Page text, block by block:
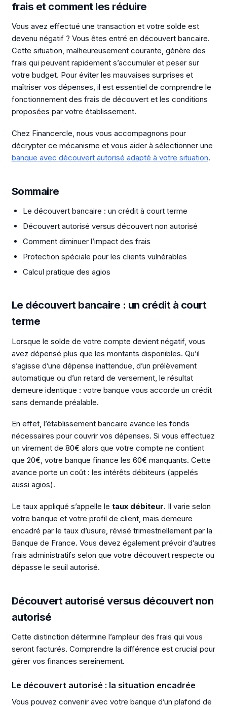
frais et comment les réduire
Vous avez effectué une transaction et votre solde est
devenu négatif ? Vous êtes entré en découvert bancaire.
Cette situation, malheureusement courante, génère des
frais qui peuvent rapidement s’accumuler et peser sur
votre budget. Pour éviter les mauvaises surprises et
maîtriser vos dépenses, il est essentiel de comprendre le
fonctionnement des frais de découvert et les conditions
proposées par votre établissement.
Chez Financercle, nous vous accompagnons pour
décrypter ce mécanisme et vous aider à sélectionner une
banque avec découvert autorisé adapté à votre situation.
Sommaire
Le découvert bancaire : un crédit à court terme
Découvert autorisé versus découvert non autorisé
Comment diminuer l’impact des frais
Protection spéciale pour les clients vulnérables
Calcul pratique des agios
Le découvert bancaire : un crédit à court
terme
Lorsque le solde de votre compte devient négatif, vous
avez dépensé plus que les montants disponibles. Qu’il
s’agisse d’une dépense inattendue, d’un prélèvement
automatique ou d’un retard de versement, le résultat
demeure identique : votre banque vous accorde un crédit
sans demande préalable.
En effet, l’établissement bancaire avance les fonds
nécessaires pour couvrir vos dépenses. Si vous effectuez
un virement de 80€ alors que votre compte ne contient
que 20€, votre banque finance les 60€ manquants. Cette
avance porte un coût : les intérêts débiteurs (appelés
aussi agios).
Le taux appliqué s’appelle le taux débiteur. Il varie selon
votre banque et votre profil de client, mais demeure
encadré par le taux d’usure, révisé trimestriellement par la
Banque de France. Vous devez également prévoir d’autres
frais administratifs selon que votre découvert respecte ou
dépasse le seuil autorisé.
Découvert autorisé versus découvert non
autorisé
Cette distinction détermine l’ampleur des frais qui vous
seront facturés. Comprendre la différence est crucial pour
gérer vos finances sereinement.
Le découvert autorisé : la situation encadrée
Vous pouvez convenir avec votre banque d’un plafond de